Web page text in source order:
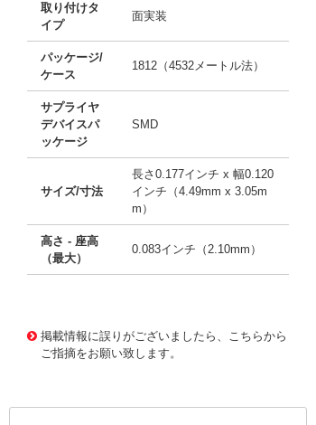
取り付けタ
イプ
面実装
パッケージ/
ケース
1812（4532メートル法）
サプライヤ
デバイスパ
ッケージ
SMD
サイズ/寸法
長さ0.177インチ x 幅0.120
インチ（4.49mm x 3.05m
m）
高さ - 座高
（最大）
0.083インチ（2.10mm）
掲載情報に誤りがございましたら、こちらから
ご指摘をお願い致します。